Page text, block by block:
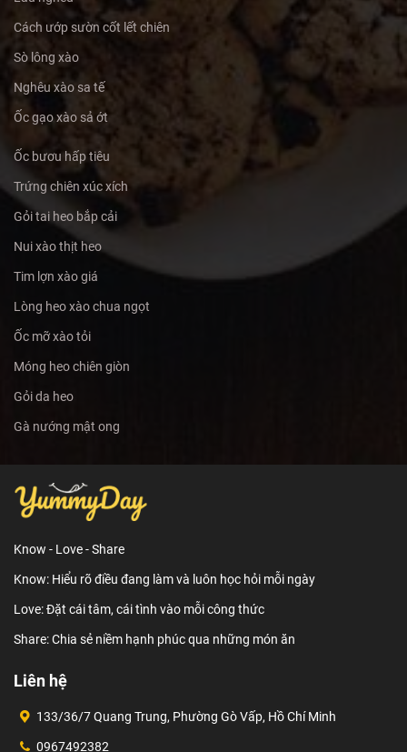
Cách ướp sườn cốt lết chiên
Sò lông xào
Nghêu xào sa tế
Ốc gạo xào sả ớt
Ốc bươu hấp tiêu
Trứng chiên xúc xích
Gỏi tai heo bắp cải
Nui xào thịt heo
Tim lợn xào giá
Lòng heo xào chua ngọt
Ốc mỡ xào tỏi
Móng heo chiên giòn
Gỏi da heo
Gà nướng mật ong
Know - Love - Share
Know: Hiểu rõ điều đang làm và luôn học hỏi mỗi ngày
Love: Đặt cái tâm, cái tình vào mỗi công thức
Share: Chia sẻ niềm hạnh phúc qua những món ăn
Liên hệ
133/36/7 Quang Trung, Phường Gò Vấp, Hồ Chí Minh
0967492382